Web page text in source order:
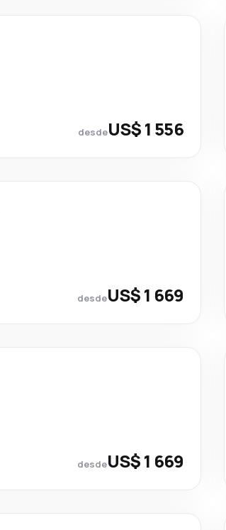
desdeUS$ 1 556
desdeUS$ 1 669
desdeUS$ 1 669